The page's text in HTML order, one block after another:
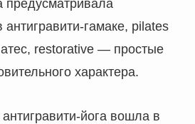
предусматривала
гамаке, pilates
restorative — простые
характера.
йога вошла в